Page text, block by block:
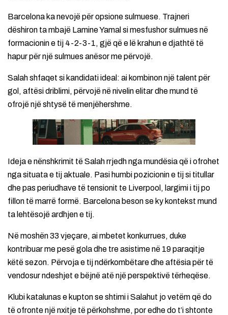
Barcelona ka nevojë për opsione sulmuese. Trajneri
dëshiron ta mbajë Lamine Yamal si mesfushor sulmues në
formacionin e tij 4-2-3-1, gjë që e lë krahun e djathtë të
hapur për një sulmues anësor me përvojë.
Salah shfaqet si kandidati ideal: ai kombinon një talent për
gol, aftësi driblimi, përvojë në nivelin elitar dhe mund të
ofrojë një shtysë të menjëhershme.
Ideja e nënshkrimit të Salah rrjedh nga mundësia që i ofrohet
nga situata e tij aktuale. Pasi humbi pozicionin e tij si titullar
dhe pas periudhave të tensionit te Liverpool, largimi i tij po
fillon të marrë formë. Barcelona beson se ky kontekst mund
ta lehtësojë ardhjen e tij.
Në moshën 33 vjeçare, ai mbetet konkurrues, duke
kontribuar me pesë gola dhe tre asistime në 19 paraqitje
këtë sezon. Përvoja e tij ndërkombëtare dhe aftësia për të
vendosur ndeshjet e bëjnë atë një perspektivë tërheqëse.
Klubi katalunas e kupton se shtimi i Salahut jo vetëm që do
të ofronte një nxitje të përkohshme, por edhe do t’i shtonte